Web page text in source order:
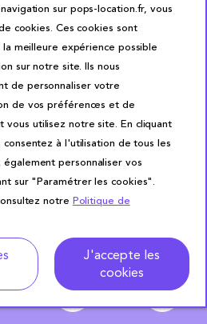
Dates de location
sur pops-location.fr, vous
cookies. Ces cookies sont
meilleure expérience possible
sur notre site. Ils nous
de personnaliser votre
de vos préférences et de
vous utilisez notre site. En cliquant
à l'utilisation de tous les
également personnaliser vos
sur "Paramétrer les cookies".
notrePolitique de
J'accepte les
cookies